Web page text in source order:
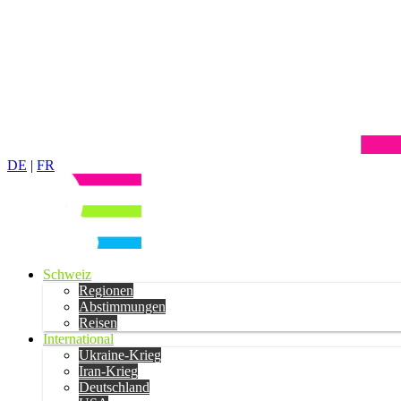
DE | FR
Schweiz
Regionen
Abstimmungen
Reisen
International
Ukraine-Krieg
Iran-Krieg
Deutschland